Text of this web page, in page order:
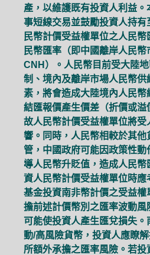
產，以維護既有投資人利益
事短線交易並鼓勵投資人持有
民幣計價受益權單位之人民
民幣匯率（即中國離岸人民幣
CNH）。人民幣目前受大陸
制、境內及離岸市場人民幣供
素，將會造成大陸境內人民
結匯報價產生價差（折價或溢
故人民幣計價受益權單位將受
響。同時，人民幣相較於其他
管，中國政府可能因政策性動
導人民幣升貶值，造成人民
資人民幣計價受益權單位時
基金投資南非幣計價之受益
擔前述計價幣別之匯率波動
可能使投資人產生匯兌損失
動/高風險貨幣，投資人應瞭
所額外承擔之匯率風險。若